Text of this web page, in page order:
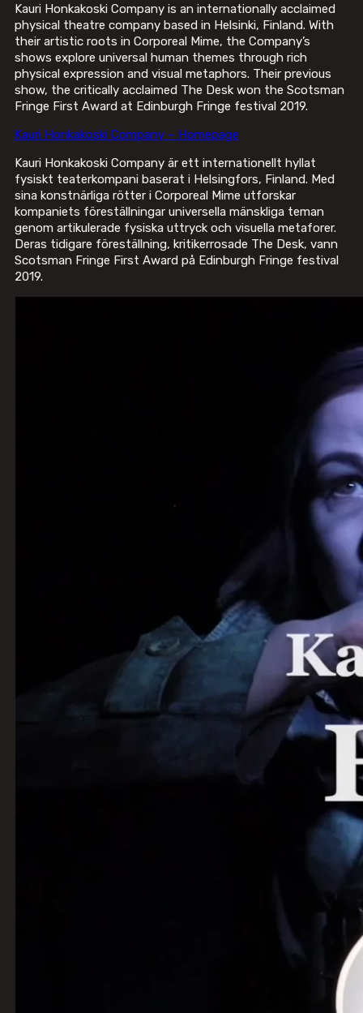
Kauri Honkakoski Company is an internationally acclaimed
physical theatre company based in Helsinki, Finland. With
their artistic roots in Corporeal Mime, the Company’s
shows explore universal human themes through rich
physical expression and visual metaphors. Their previous
show, the critically acclaimed The Desk won the Scotsman
Fringe First Award at Edinburgh Fringe festival 2019.
Kauri Honkakoski Company – Homepage
Kauri Honkakoski Company är ett internationellt hyllat
fysiskt teaterkompani baserat i Helsingfors, Finland. Med
sina konstnärliga rötter i Corporeal Mime utforskar
kompaniets föreställningar universella mänskliga teman
genom artikulerade fysiska uttryck och visuella metaforer.
Deras tidigare föreställning, kritikerrosade The Desk, vann
Scotsman Fringe First Award på Edinburgh Fringe festival
2019.